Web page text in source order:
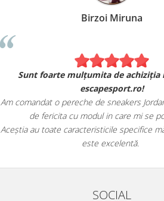
Birzoi Miruna
Sunt foarte mulțumita de achiziția
escapesport.ro!
Am comandat o pereche de sneakers
de fericita cu modul in care mi se
Aceștia au toate caracteristicile specifice
este excelentă.
SOCIAL